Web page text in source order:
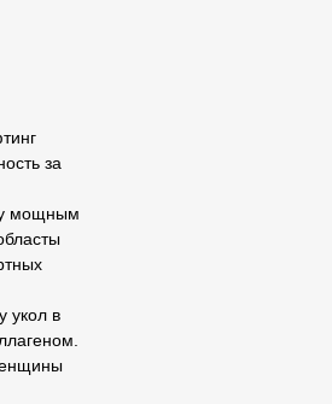
за
мощным
укол в